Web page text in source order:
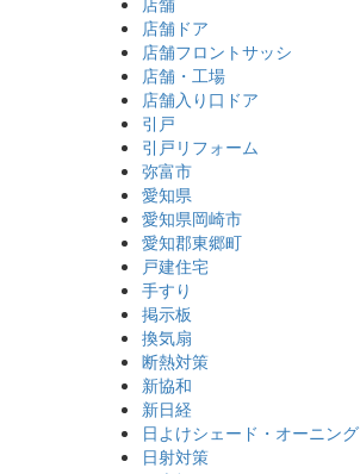
店舗ドア
店舗フロントサッシ
店舗・工場
店舗入り口ドア
引戸
引戸リフォーム
弥富市
愛知県
愛知県岡崎市
愛知郡東郷町
戸建住宅
手すり
掲示板
換気扇
断熱対策
新協和
新日経
日よけシェード・オーニング
日射対策